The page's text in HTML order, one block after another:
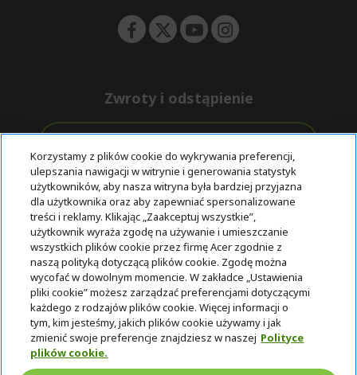
Zwroty i odstąpienie
Darmowa
ekspresowa
dostawa
Wsparcie
przed i po
zakupie
Bezpieczne
płatności
© 2025 Acer Inc.
Firma CPYou BV jest autoryzowanym sprzedawcą produktów i
usług oferowanych w tym sklepie.
Korzystamy z plików cookie do wykrywania preferencji,
ulepszania nawigacji w witrynie i generowania statystyk
użytkowników, aby nasza witryna była bardziej przyjazna
dla użytkownika oraz aby zapewniać spersonalizowane
treści i reklamy. Klikając „Zaakceptuj wszystkie”,
użytkownik wyraża zgodę na używanie i umieszczanie
wszystkich plików cookie przez firmę Acer zgodnie z
naszą polityką dotyczącą plików cookie. Zgodę można
wycofać w dowolnym momencie. W zakładce „Ustawienia
pliki cookie” możesz zarządzać preferencjami dotyczącymi
każdego z rodzajów plików cookie. Więcej informacji o
tym, kim jesteśmy, jakich plików cookie używamy i jak
zmienić swoje preferencje znajdziesz w naszej Polityce
plików cookie.